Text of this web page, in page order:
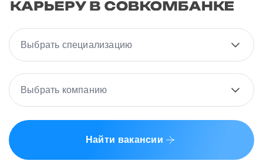
Выбрать специализацию
Выбрать компанию
Найти вакансии